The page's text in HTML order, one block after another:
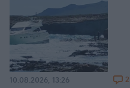
10.08.2026, 13:26 2